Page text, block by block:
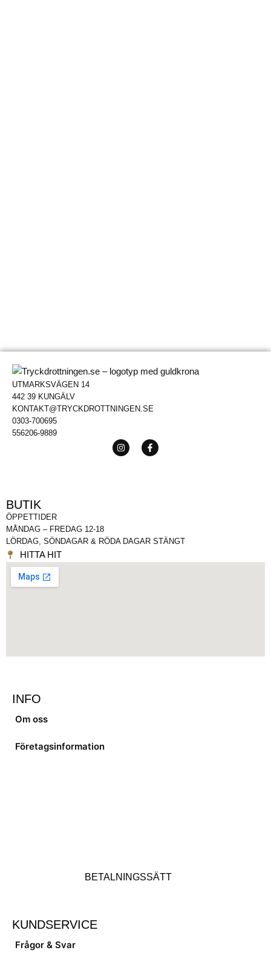
UTMARKSVÄGEN 14
442 39 KUNGÄLV
KONTAKT@TRYCKDROTTNINGEN.SE
0303-700695
556206-9889
BUTIK
ÖPPETTIDER
MÅNDAG – FREDAG 12-18
LÖRDAG, SÖNDAGAR & RÖDA DAGAR STÄNGT
HITTA HIT
INFO
Om oss
Företagsinformation
BETALNINGSSÄTT
KUNDSERVICE
Frågor & Svar